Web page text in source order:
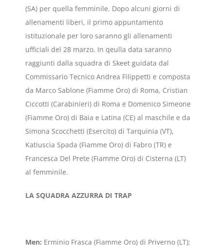
(SA) per quella femminile. Dopo alcuni giorni di
allenamenti liberi, il primo appuntamento
istituzionale per loro saranno gli allenamenti
ufficiali del 28 marzo. In qeulla data saranno
raggiunti dalla squadra di Skeet guidata dal
Commissario Tecnico Andrea Filippetti e composta
da Marco Sablone (Fiamme Oro) di Roma, Cristian
Ciccotti (Carabinieri) di Roma e Domenico Simeone
(Fiamme Oro) di Baia e Latina (CE) al maschile e da
Simona Scocchetti (Esercito) di Tarquinia (VT),
Katiuscia Spada (Fiamme Oro) di Fabro (TR) e
Francesca Del Prete (Fiamme Oro) di Cisterna (LT)
al femminile.
LA SQUADRA AZZURRA DI TRAP
Men: Erminio Frasca (Fiamme Oro) di Priverno (LT);